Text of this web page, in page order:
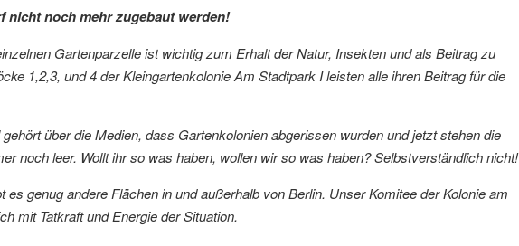
nicht noch mehr zugebaut werden!
Gartenparzelle ist wichtig zum Erhalt der Natur, Insekten und als Beitrag zu
1,2,3, und 4 der Kleingartenkolonie Am Stadtpark I leisten alle ihren Beitrag für die
über die Medien, dass Gartenkolonien abgerissen wurden und jetzt stehen die
noch leer. Wollt ihr so was haben, wollen wir so was haben? Selbstverständlich nicht!
es genug andere Flächen in und außerhalb von Berlin. Unser Komitee der Kolonie am
mit Tatkraft und Energie der Situation.